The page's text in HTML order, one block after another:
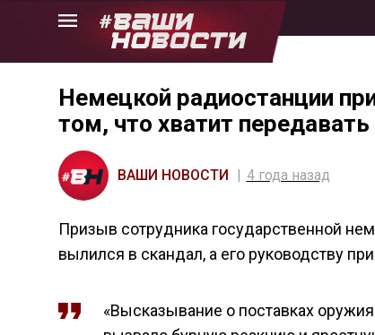
Skip
Немецкой радиостанции
том, что хватит
ВАШИ НОВОСТИ 4 года назад
Призыв сотрудника государственной
вылился в скандал, а его руководству
«Высказывание о поставках